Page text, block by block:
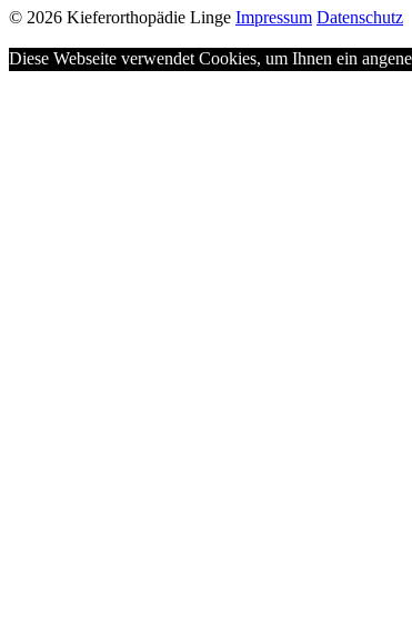
© 2026 Kieferorthopädie Linge Impressum Datenschutz
Diese Webseite verwendet Cookies, um Ihnen ein